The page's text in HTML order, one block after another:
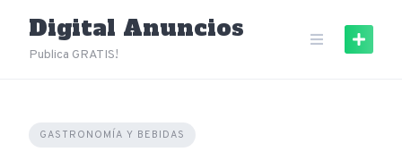
content
Digital Anuncios
Publica GRATIS!
GASTRONOMÍA Y BEBIDAS